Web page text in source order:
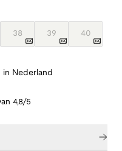
38 39 40
in Nederland
4,8/5